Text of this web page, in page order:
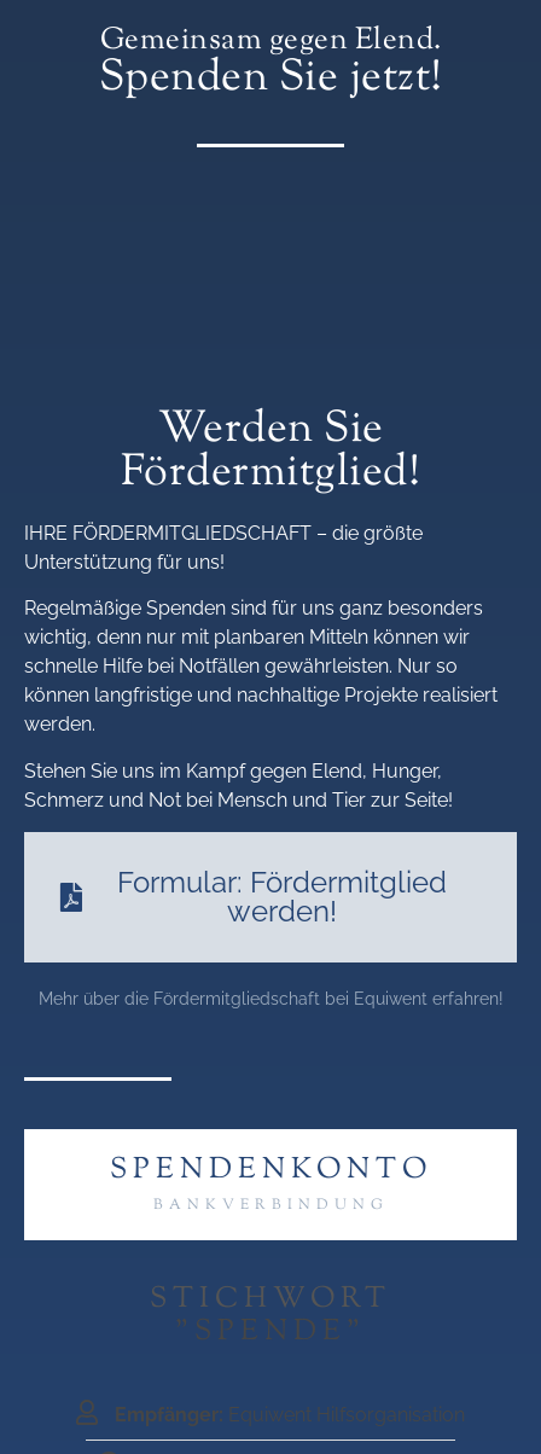
Gemeinsam gegen Elend.
Spenden Sie jetzt!
Werden Sie
Fördermitglied!
IHRE FÖRDERMITGLIEDSCHAFT – die größte
Unterstützung für uns!
Regelmäßige Spenden sind für uns ganz besonders
wichtig, denn nur mit planbaren Mitteln können wir
schnelle Hilfe bei Notfällen gewährleisten. Nur so
können langfristige und nachhaltige Projekte realisiert
werden.
Stehen Sie uns im Kampf gegen Elend, Hunger,
Schmerz und Not bei Mensch und Tier zur Seite!
Formular: Fördermitglied
werden!
Mehr über die Fördermitgliedschaft bei Equiwent erfahren!
SPENDENKONTO
BANKVERBINDUNG
STICHWORT
"SPENDE"
Empfänger: Equiwent Hilfsorganisation